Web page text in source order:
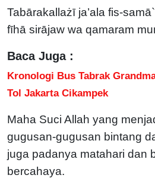
Tabārakallażī ja’ala fis-
fīhā sirājaw wa qamaram
Baca Juga :
Kronologi Bus Tabrak
Tol Jakarta Cikampek
Maha Suci Allah yang
gugusan-gugusan bintang
juga padanya matahari dan
bercahaya.